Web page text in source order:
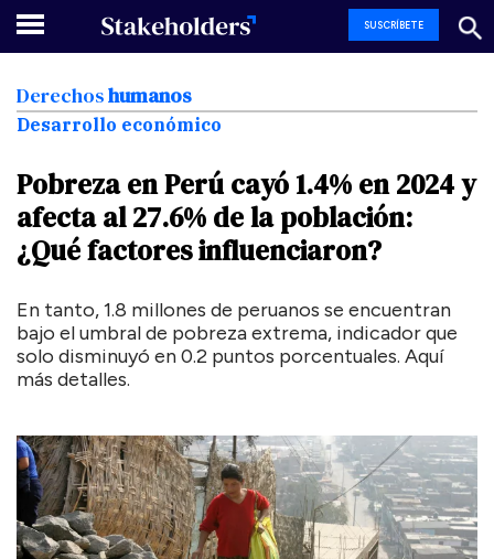
SUSCRÍBETE
Derechoshumanos
Desarrollo económico
Pobreza enPerú cayó 1.4% en 2024y
afecta al 27.6% dela población:
¿Quéfactoresinfluenciaron?
En tanto, 1.8 millones de peruanos se encuentran
bajo el umbral de pobreza extrema, indicador que
solo disminuyó en 0.2 puntos porcentuales. Aquí
más detalles.